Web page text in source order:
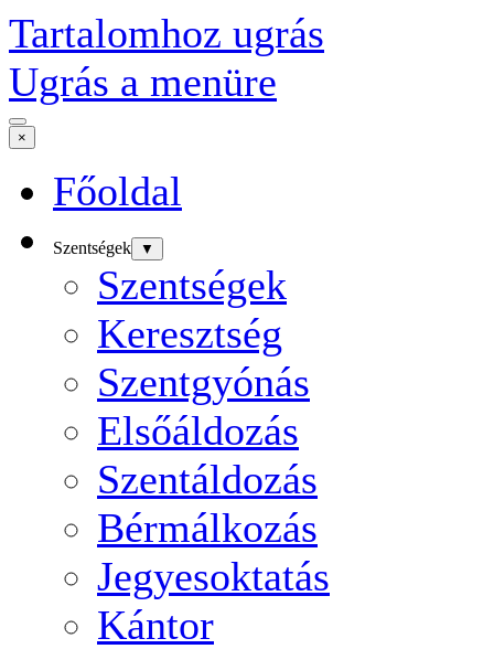
Tartalomhoz ugrás
Ugrás a menüre
×
Főoldal
Szentségek ▼
Szentségek
Keresztség
Szentgyónás
Elsőáldozás
Szentáldozás
Bérmálkozás
Jegyesoktatás
Kántor